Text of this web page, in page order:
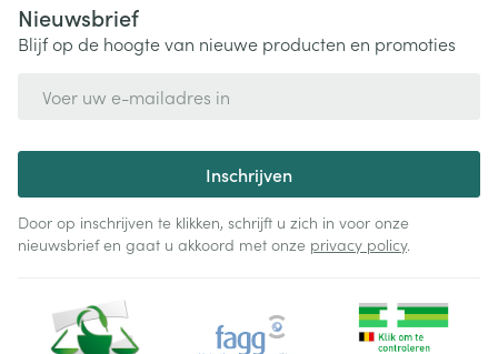
Nieuwsbrief
Blijf op de hoogte van nieuwe producten en promoties
Inschrijven
Door op inschrijven te klikken, schrijft u zich in voor onze
nieuwsbrief en gaat u akkoord met onze privacy policy.